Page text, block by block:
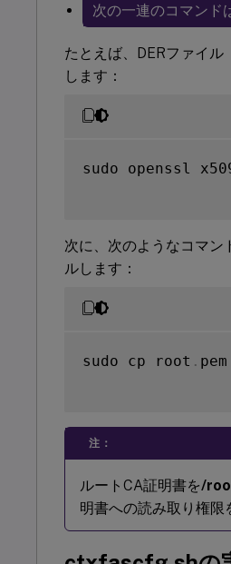
次の一連のコマンド
たとえば、DERファイ
します：
sudo openssl
次に、次のようなコマン
ルします：
sudo cp root . pem
注：
ルートCA証明書を/
明書への読み取り権限